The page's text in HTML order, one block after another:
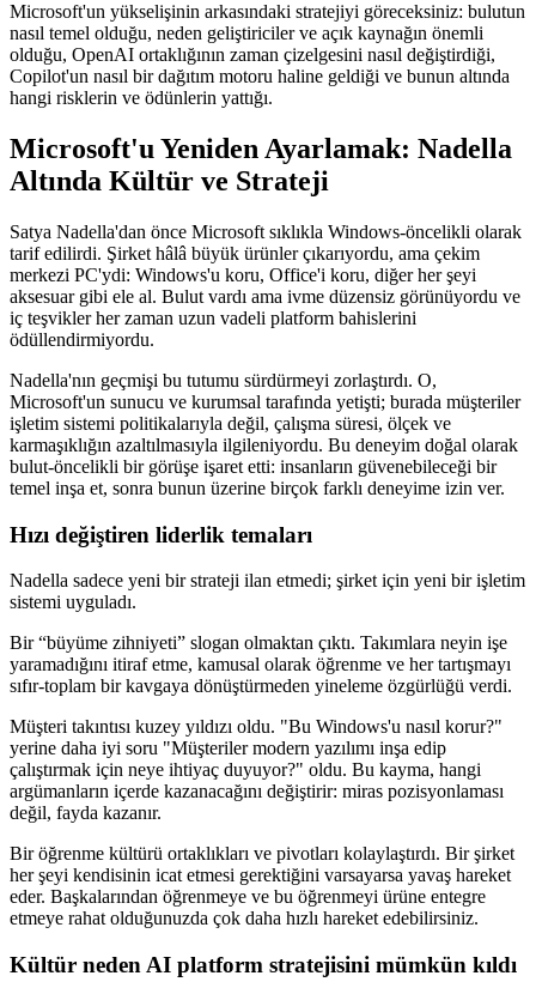
Microsoft'un yükselişinin arkasındaki stratejiyi göreceksiniz: bulutun
nasıl temel olduğu, neden geliştiriciler ve açık kaynağın önemli
olduğu, OpenAI ortaklığının zaman çizelgesini nasıl değiştirdiği,
Copilot'un nasıl bir dağıtım motoru haline geldiği ve bunun altında
hangi risklerin ve ödünlerin yattığı.
Microsoft'u Yeniden Ayarlamak: Nadella
Altında Kültür ve Strateji
Satya Nadella'dan önce Microsoft sıklıkla Windows-öncelikli olarak
tarif edilirdi. Şirket hâlâ büyük ürünler çıkarıyordu, ama çekim
merkezi PC'ydi: Windows'u koru, Office'i koru, diğer her şeyi
aksesuar gibi ele al. Bulut vardı ama ivme düzensiz görünüyordu ve
iç teşvikler her zaman uzun vadeli platform bahislerini
ödüllendirmiyordu.
Nadella'nın geçmişi bu tutumu sürdürmeyi zorlaştırdı. O,
Microsoft'un sunucu ve kurumsal tarafında yetişti; burada müşteriler
işletim sistemi politikalarıyla değil, çalışma süresi, ölçek ve
karmaşıklığın azaltılmasıyla ilgileniyordu. Bu deneyim doğal olarak
bulut-öncelikli bir görüşe işaret etti: insanların güvenebileceği bir
temel inşa et, sonra bunun üzerine birçok farklı deneyime izin ver.
Hızı değiştiren liderlik temaları
Nadella sadece yeni bir strateji ilan etmedi; şirket için yeni bir işletim
sistemi uyguladı.
Bir “büyüme zihniyeti” slogan olmaktan çıktı. Takımlara neyin işe
yaramadığını itiraf etme, kamusal olarak öğrenme ve her tartışmayı
sıfır-toplam bir kavgaya dönüştürmeden yineleme özgürlüğü verdi.
Müşteri takıntısı kuzey yıldızı oldu. "Bu Windows'u nasıl korur?"
yerine daha iyi soru "Müşteriler modern yazılımı inşa edip
çalıştırmak için neye ihtiyaç duyuyor?" oldu. Bu kayma, hangi
argümanların içerde kazanacağını değiştirir: miras pozisyonlaması
değil, fayda kazanır.
Bir öğrenme kültürü ortaklıkları ve pivotları kolaylaştırdı. Bir şirket
her şeyi kendisinin icat etmesi gerektiğini varsayarsa yavaş hareket
eder. Başkalarından öğrenmeye ve bu öğrenmeyi ürüne entegre
etmeye rahat olduğunuzda çok daha hızlı hareket edebilirsiniz.
Kültür neden AI platform stratejisini mümkün kıldı